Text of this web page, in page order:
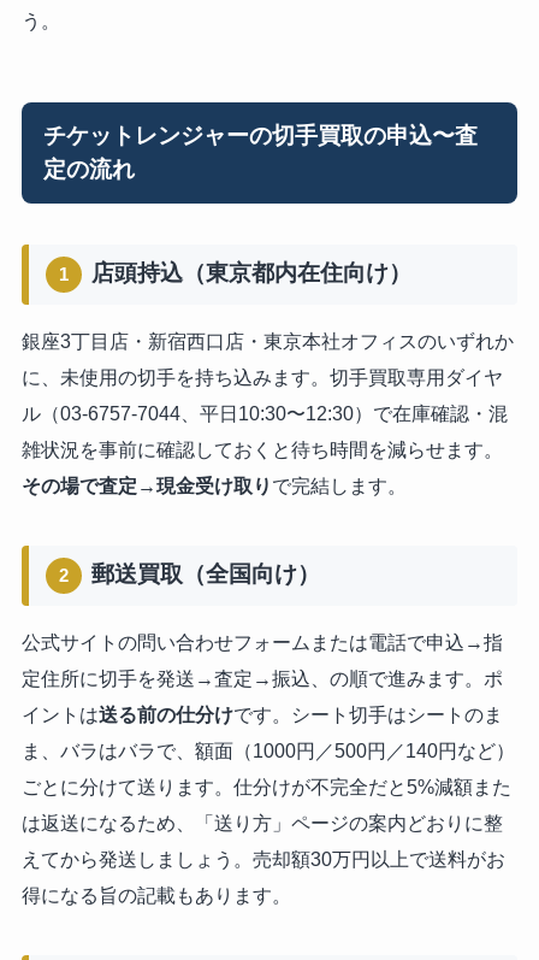
う。
チケットレンジャーの切手買取の申込〜査
定の流れ
1 店頭持込（東京都内在住向け）
銀座3丁目店・新宿西口店・東京本社オフィスのいずれか
に、未使用の切手を持ち込みます。切手買取専用ダイヤ
ル（03-6757-7044、平日10:30〜12:30）で在庫確認・混
雑状況を事前に確認しておくと待ち時間を減らせます。
その場で査定→現金受け取り で完結します。
2 郵送買取（全国向け）
公式サイトの問い合わせフォームまたは電話で申込→指
定住所に切手を発送→査定→振込、の順で進みます。ポ
イントは送る前の仕分けです。シート切手はシートのま
ま、バラはバラで、額面（1000円／500円／140円など）
ごとに分けて送ります。仕分けが不完全だと5%減額また
は返送になるため、「送り方」ページの案内どおりに整
えてから発送しましょう。売却額30万円以上で送料がお
得になる旨の記載もあります。